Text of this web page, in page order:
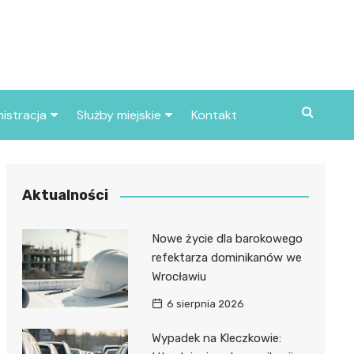
miasta
Służby miejskie
Policja
Kontakt
Aktualności
Nowe życie dla barokowego
refektarza dominikanów we
Wrocławiu
6 sierpnia 2026
Wypadek na Kleczkowie: